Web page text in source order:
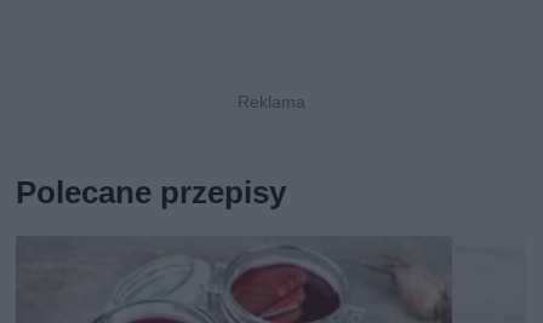
Polecane przepisy